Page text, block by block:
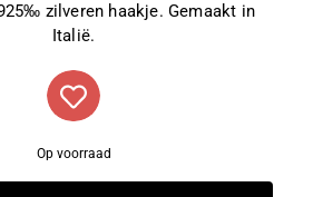
zilveren haakje. Gemaakt in
Italië.
Op voorraad